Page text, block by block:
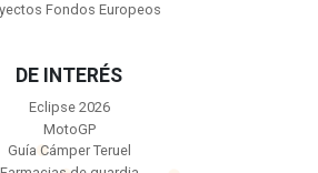
Fondos Europeos
DE INTERÉS
Eclipse 2026
MotoGP
Guía Cámper Teruel